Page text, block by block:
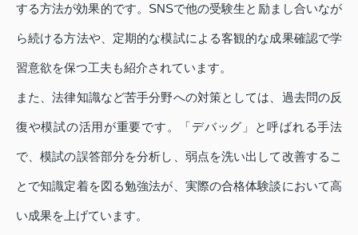
する方法が効果的です。SNSで他の受験生と励まし合いなが
ら続ける方法や、定期的な模試による客観的な成果確認で学
習意欲を保つ工夫も紹介されています。
また、法律知識など苦手分野への対策としては、過去問の反
復や模試の活用が重要です。「デバッグ」と呼ばれる手法
で、模試の誤答部分を分析し、弱点を洗い出して改善するこ
とで知識定着を図る勉強法が、実際の合格体験談において高
い成果を上げています。